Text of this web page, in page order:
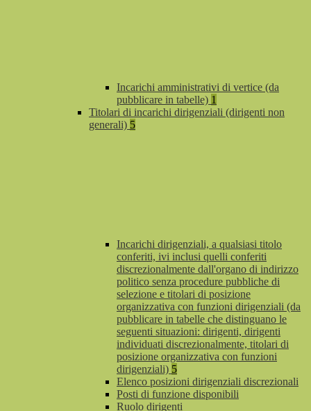
Incarichi amministrativi di vertice (da
pubblicare in tabelle) 1
Titolari di incarichi dirigenziali (dirigenti non
generali) 5
Incarichi dirigenziali, a qualsiasi titolo
conferiti, ivi inclusi quelli conferiti
discrezionalmente dall'organo di indirizzo
politico senza procedure pubbliche di
selezione e titolari di posizione
organizzativa con funzioni dirigenziali (da
pubblicare in tabelle che distinguano le
seguenti situazioni: dirigenti, dirigenti
individuati discrezionalmente, titolari di
posizione organizzativa con funzioni
dirigenziali) 5
Elenco posizioni dirigenziali discrezionali
Posti di funzione disponibili
Ruolo dirigenti